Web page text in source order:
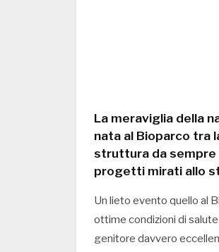
La meraviglia della
nata al Bioparco tra
struttura da sempre
progetti mirati allo
Un lieto evento quello al
ottime condizioni di
genitore davvero